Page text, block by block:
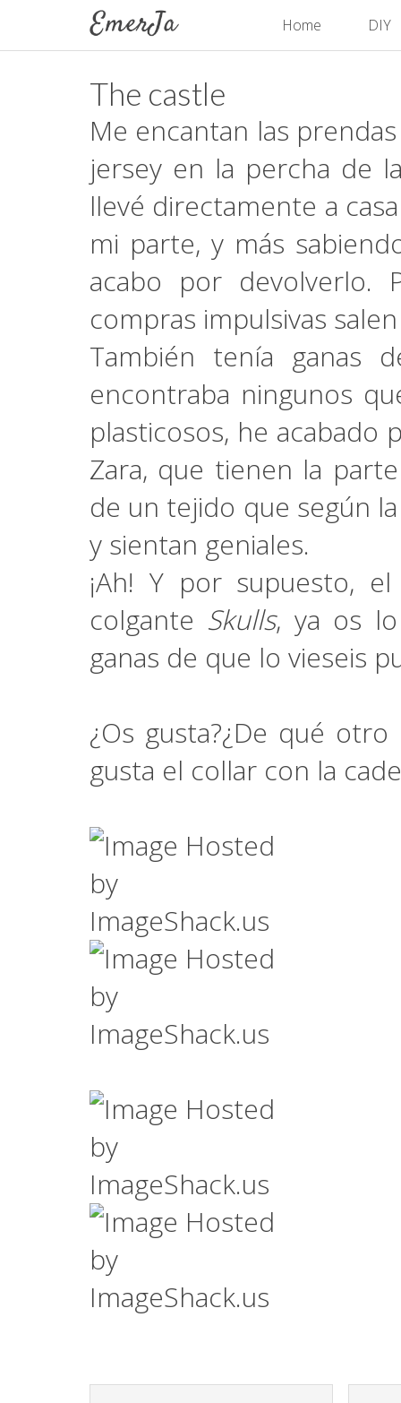
Home DIY
The castle
Me encantan las
jersey en la percha de
llevé directamente a
mi parte, y más
acabo por devolverlo.
compras impulsivas
También tenía ganas
encontraba ningunos
plasticosos, he
Zara, que tienen la
de un tejido que según
y sientan geniales.
¡Ah! Y por supuesto,
colgante Skulls, ya os
ganas de que lo vieseis
¿Os gusta?¿De qué
gusta el collar con la